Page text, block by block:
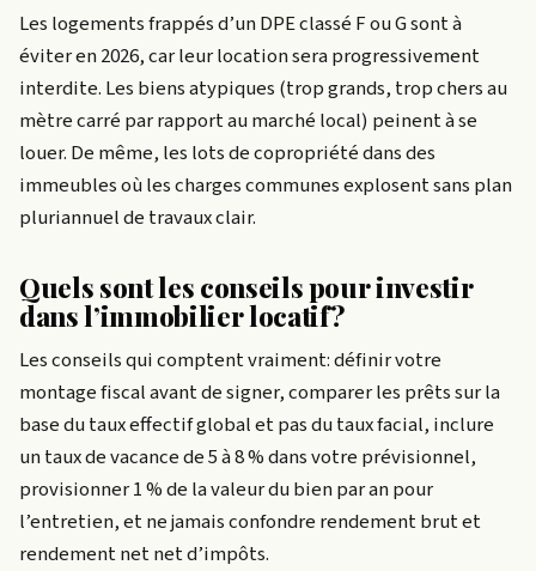
Les logements frappés d’un DPE classé F ou G sont à
éviter en 2026, car leur location sera progressivement
interdite. Les biens atypiques (trop grands, trop chers au
mètre carré par rapport au marché local) peinent à se
louer. De même, les lots de copropriété dans des
immeubles où les charges communes explosent sans plan
pluriannuel de travaux clair.
Quels sont les conseils pour investir
dans l’immobilier locatif?
Les conseils qui comptent vraiment: définir votre
montage fiscal avant de signer, comparer les prêts sur la
base du taux effectif global et pas du taux facial, inclure
un taux de vacance de 5 à 8 % dans votre prévisionnel,
provisionner 1 % de la valeur du bien par an pour
l’entretien, et ne jamais confondre rendement brut et
rendement net net d’impôts.